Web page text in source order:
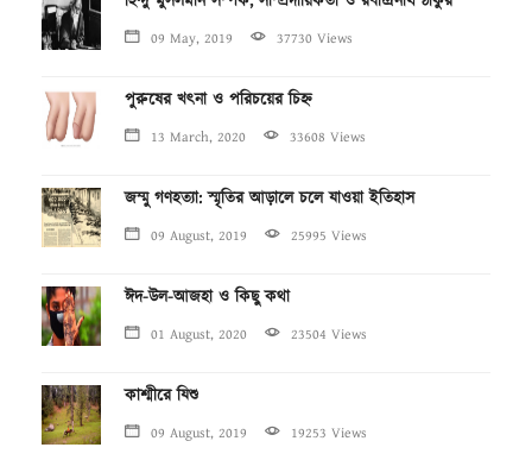
09 May, 2019 37730 Views
পুরুষের খৎনা ও পরিচয়ের চিহ্ন
13 March, 2020 33608 Views
জম্মু গণহত্যা: স্মৃতির আড়ালে চলে যাওয়া ইতিহাস
09 August, 2019 25995 Views
ঈদ-উল-আজহা ও কিছু কথা
01 August, 2020 23504 Views
কাশ্মীরে যিশু
09 August, 2019 19253 Views